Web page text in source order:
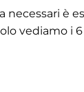
è
vediamo i